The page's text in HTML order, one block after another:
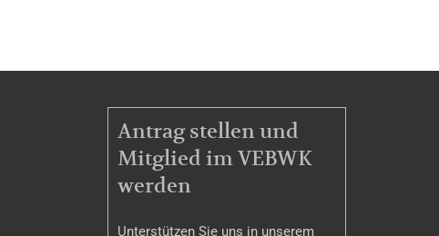
MITGLIEDSCHAFT
Antrag stellen und
Mitglied im VEBWK
werden
Unterstützen Sie uns in unserem